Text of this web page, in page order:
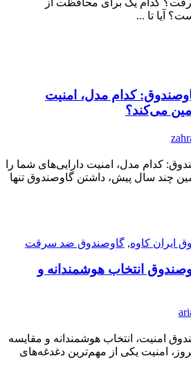
کدام یک برای محافظت از
آیا تا ...
کدام مدل، امنیت
می‌کند؟
کدام مدل، امنیت دارایی‌های شما را
چند سال پیش، داشتن گاوصندوق تنها
ایران کاوه, گاوصندوق ضد سرقت
انتخاب هوشمندانه و
امنیت، انتخاب هوشمندانه و مقایسه
امنیت یکی از مهم‌ترین دغدغه‌های